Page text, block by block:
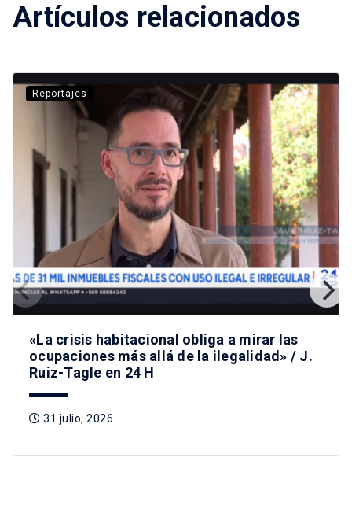
Artículos relacionados
Reportajes
«La crisis habitacional obliga a mirar las
ocupaciones más allá de la ilegalidad» / J.
Ruiz-Tagle en 24 H
31 julio, 2026